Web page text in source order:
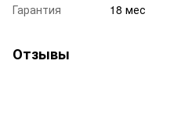
Гарантия
18 мес
Отзывы